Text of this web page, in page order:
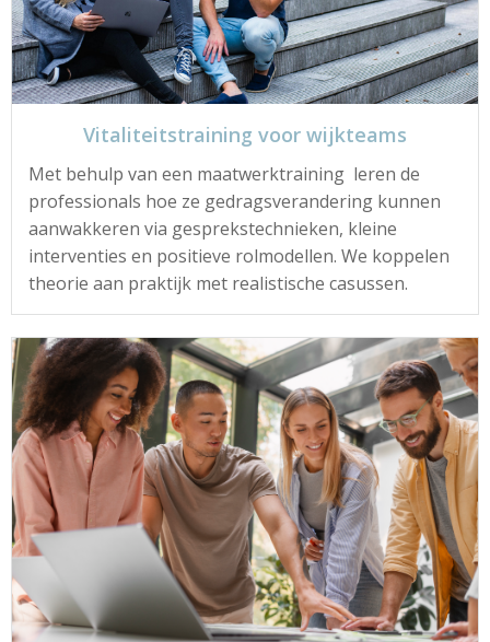
Vitaliteitstraining voor wijkteams
Met behulp van een maatwerktraining leren de
professionals hoe ze gedragsverandering kunnen
aanwakkeren via gesprekstechnieken, kleine
interventies en positieve rolmodellen. We koppelen
theorie aan praktijk met realistische casussen.